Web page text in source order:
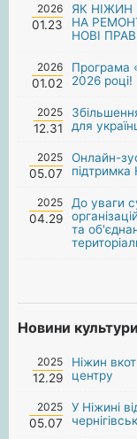
2026
01.23
ЯК
НА
НОВІ
2026
01.02
Програма
2026 році!
2025
12.31
для
2025
05.07
Онлайн-
2025
04.29
До уваги
та
Новини культури
2025
12.29
Ніжин
центру
2025
05.07
У Ніжині